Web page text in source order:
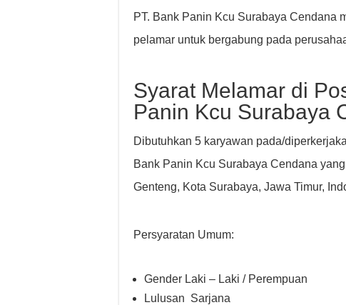
PT. Bank Panin Kcu Surabaya Cendana
pelamar untuk bergabung pada
Syarat Melamar di
Panin Kcu Surabaya
Dibutuhkan 5 karyawan pada/
Bank Panin Kcu Surabaya Cendana
Genteng, Kota Surabaya, Jawa Timur,
Persyaratan Umum:
Gender Laki – Laki / Perempuan
Lulusan Sarjana